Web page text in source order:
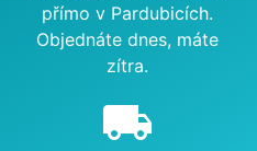
přímo v Pardubicích.
Objednáte dnes, máte
zítra.
local_shipping